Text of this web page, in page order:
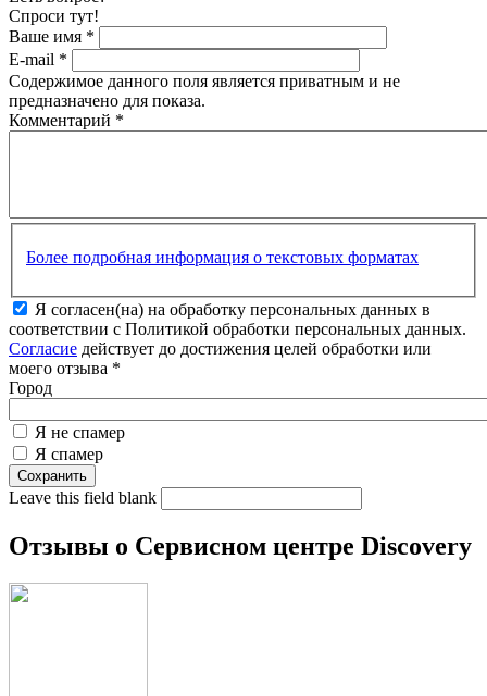
Спроси тут!
Ваше имя *
E-mail *
Содержимое данного поля является приватным и не
предназначено для показа.
Комментарий *
Более подробная информация о текстовых форматах
Я согласен(на) на обработку персональных данных в
соответствии с Политикой обработки персональных данных.
Согласие действует до достижения целей обработки или
моего отзыва *
Город
Я не спамер
Я спамер
Leave this field blank
Отзывы о Сервисном центре Discovery